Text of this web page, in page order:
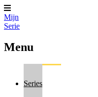
Mijn
Serie
Menu
Series